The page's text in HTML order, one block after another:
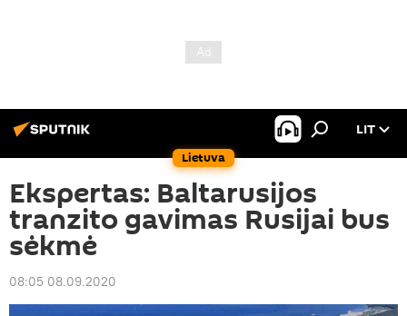
Lietuva
LIT
Ekspertas: Baltarusijos
tranzito gavimas Rusijai bus
sėkmė
08:05 08.09.2020